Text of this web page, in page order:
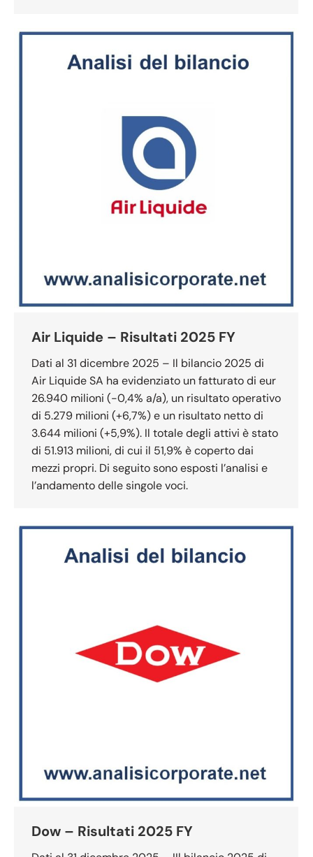
Air Liquide – Risultati 2025 FY
Dati al 31 dicembre 2025 – Il bilancio 2025 di
Air Liquide SA ha evidenziato un fatturato di eur
26.940 milioni (-0,4% a/a), un risultato operativo
di 5.279 milioni (+6,7%) e un risultato netto di
3.644 milioni (+5,9%). Il totale degli attivi è stato
di 51.913 milioni, di cui il 51,9% è coperto dai
mezzi propri. Di seguito sono esposti l’analisi e
l’andamento delle singole voci.
Dow – Risultati 2025 FY